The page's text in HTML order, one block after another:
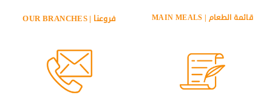
قائمة الطعام | MAIN MEALS فروعنا | OUR BRANCHES